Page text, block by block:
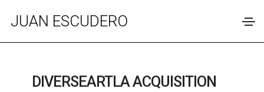
JUAN ESCUDERO
DIVERSEARTLA ACQUISITION